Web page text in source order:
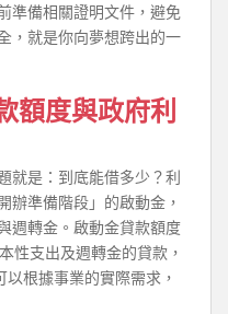
準備相關證明文件，避免
，就是你向夢想跨出的一
額度與政府利
就是：到底能借多少？利
辦準備階段」的啟動金，
週轉金。啟動金貸款額度
性支出及週轉金的貸款，
根據事業的實際需求，